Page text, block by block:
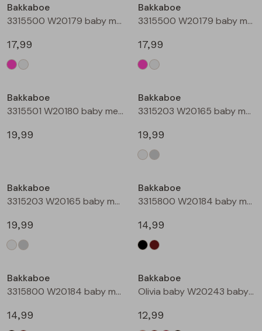
Bakkaboe
3315500 W20179 baby meisjes gilet/hesje Cerise
17,99
Bakkaboe
3315500 W20179 baby meisjes gilet/hesje Cream
17,99
Bakkaboe
3315501 W20180 baby meisjes gilet/hesje Taupe
19,99
Bakkaboe
3315203 W20165 baby meisjes lange broek Cream
19,99
Bakkaboe
3315203 W20165 baby meisjes lange broek Grijs midden
19,99
Bakkaboe
3315800 W20184 baby meisjes rok kort Zwart
14,99
Bakkaboe
3315800 W20184 baby meisjes rok kort Bruin donker
14,99
Bakkaboe
Olivia baby W20243 baby meisjes T-shirt lm Kit
12,99